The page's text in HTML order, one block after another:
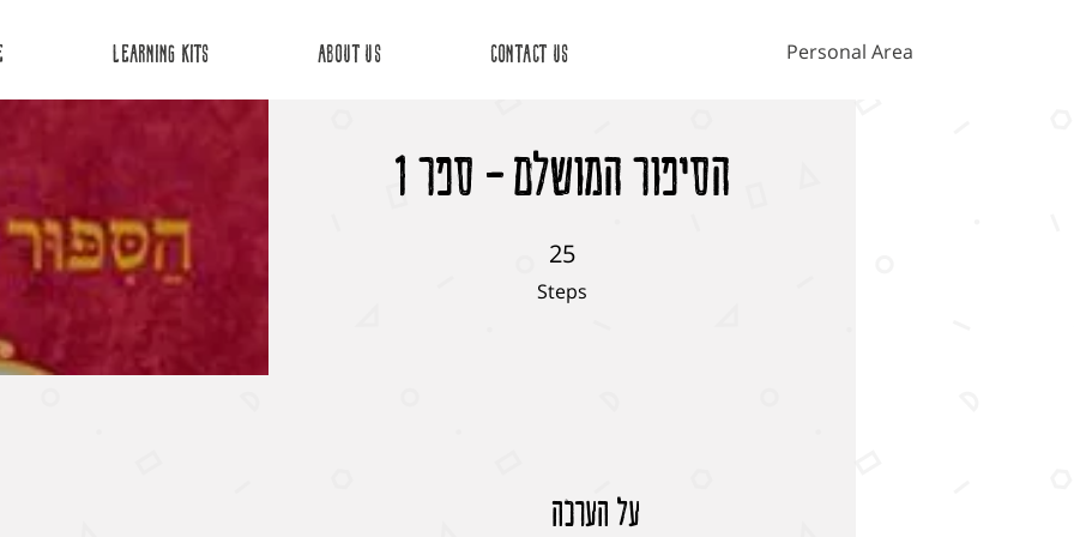
Contact Us
about us
Learning Kits Personal Area
הסיפור המושלם - ספר 1
25
Steps
25 Steps
על הערכה